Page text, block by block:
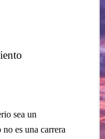
sea un
es una carrera